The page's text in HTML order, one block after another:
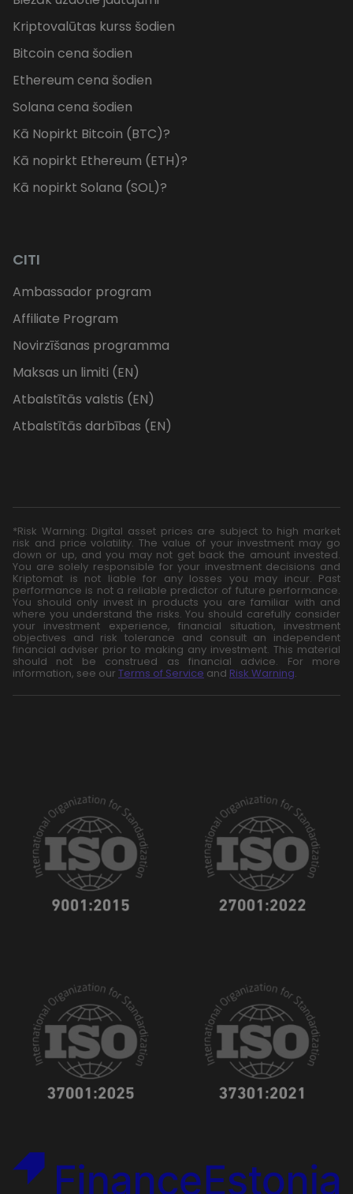
Kriptovalūtas kurss šodien
Bitcoin cena šodien
Ethereum cena šodien
Solana cena šodien
Kā Nopirkt Bitcoin (BTC)?
Kā nopirkt Ethereum (ETH)?
Kā nopirkt Solana (SOL)?
CITI
Ambassador program
Affiliate Program
Novirzīšanas programma
Maksas un limiti (EN)
Atbalstītās valstis (EN)
Atbalstītās darbības (EN)
*Risk Warning: Digital asset prices are subject to high market
risk and price volatility. The value of your investment may go
down or up, and you may not get back the amount invested.
You are solely responsible for your investment decisions and
Kriptomat is not liable for any losses you may incur. Past
performance is not a reliable predictor of future performance.
You should only invest in products you are familiar with and
where you understand the risks. You should carefully consider
your investment experience, financial situation, investment
objectives and risk tolerance and consult an independent
financial adviser prior to making any investment. This material
should not be construed as financial advice. For more
information, see our Terms of Service and Risk Warning.